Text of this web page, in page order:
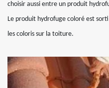
choisir aussi entre un produit
Le produit hydrofuge coloré est
les coloris sur la toiture.